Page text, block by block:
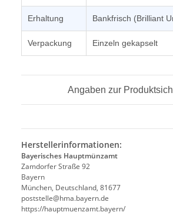
Erhaltung Bankfrisch (Brilliant
Verpackung Einzeln gekapselt
Angaben zur
Herstellerinformationen:
Bayerisches Hauptmünzamt
Zamdorfer Straße 92
Bayern
München, Deutschland, 81677
poststelle@hma.bayern.de
https://hauptmuenzamt.bayern/